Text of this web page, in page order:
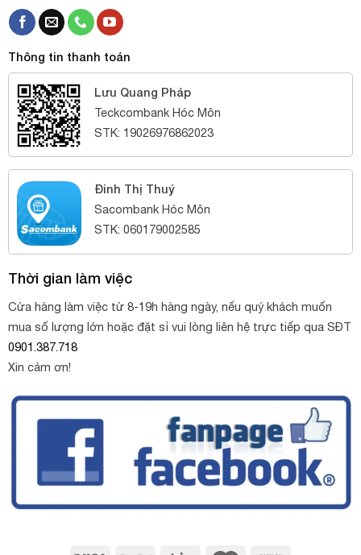
Thông tin thanh toán
Lưu Quang Pháp
Teckcombank Hóc Môn
STK: 19026976862023
Đinh Thị Thuý
Sacombank Hóc Môn
STK: 060179002585
Thời gian làm việc
Cửa hàng làm việc từ 8-19h hàng ngày, nếu quý khách muốn
mua số lượng lớn hoặc đặt sỉ vui lòng liên hệ trực tiếp qua SĐT
0901.387.718
Xin cảm ơn!